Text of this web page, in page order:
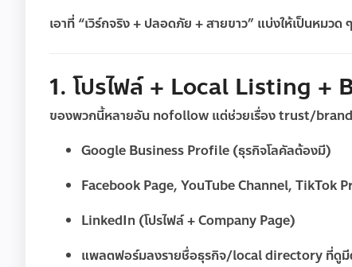
เอาที่ “เวิร์กจริง + ปลอดภัย + สายขาว” แบ่งให้เป็นหมวด
1. โปรไฟล์ + Local Listing
ของพวกนี้หลายอัน nofollow แต่ช่วยเรื่อง trust/
Google Business Profile (ธุรกิจโลคัลต้องมี)
Facebook Page, YouTube Channel, TikTok
LinkedIn (โปรไฟล์ + Company Page)
แพลตฟอร์มลงรายชื่อธุรกิจ/local directory ที่ดูมี